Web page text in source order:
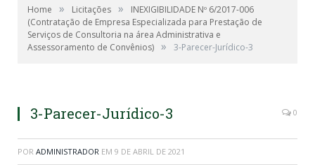
Home » Licitações »
INEXIGIBILIDADE Nº 6/2017-006
(Contratação de Empresa Especializada para Prestação de
Serviços de Consultoria na área Administrativa e
Assessoramento de Convênios) » 3-Parecer-Jurídico-3
3-Parecer-Jurídico-3 0
POR ADMINISTRADOR EM 9 DE ABRIL DE 2021